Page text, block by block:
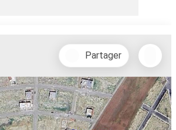
Partager